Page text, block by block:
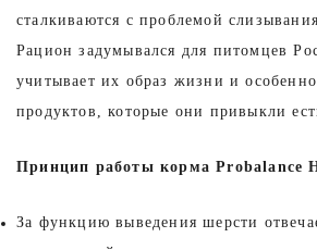
сталкиваются с проблемой
Рацион задумывался для питомцев
учитывает их образ жизни и
продуктов, которые они привыкли
Принцип работы корма Probalance
За функцию выведения шерсти